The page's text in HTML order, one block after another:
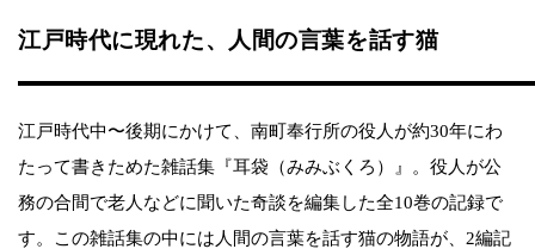
江戸時代に現れた、人間の言葉を話す猫
江戸時代中〜後期にかけて、南町奉行所の役人が約30年にわ
たって書きためた雑話集『耳袋（みみぶくろ）』。役人が公
務の合間で老人などに聞いた奇談を編集した全10巻の記録で
す。この雑話集の中には人間の言葉を話す猫の物語が、2編記